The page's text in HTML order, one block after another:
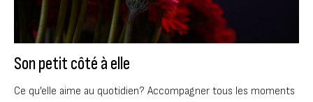
Son petit côté à elle
Ce qu’elle aime au quotidien? Accompagner tous les moments